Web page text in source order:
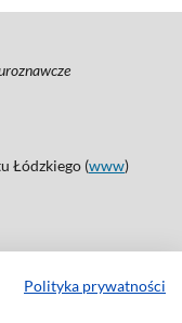
Polityka prywatności
Łódzkiego (www)
prosimy o kontakt